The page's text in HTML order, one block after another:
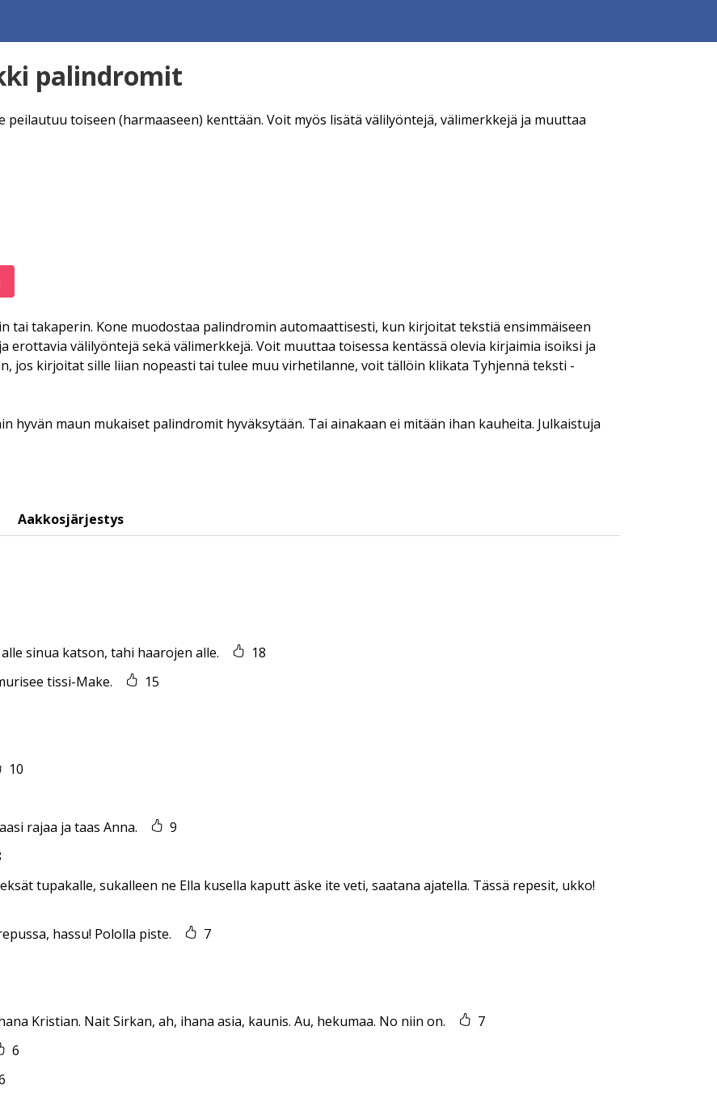
palindromit
toiseen (harmaaseen) kenttään. Voit myös lisätä välilyöntejä, välimerkkejä ja muuttaa
tai takaperin. Kone muodostaa palindromin automaattisesti, kun kirjoitat tekstiä ensimmäiseen
erottavia välilyöntejä sekä välimerkkejä. Voit muuttaa toisessa kentässä olevia kirjaimia isoiksi ja
jos kirjoitat sille liian nopeasti tai tulee muu virhetilanne, voit tällöin klikata Tyhjennä teksti -
hyvän maun mukaiset palindromit hyväksytään. Tai ainakaan ei mitään ihan kauheita. Julkaistuja
Aakkosjärjestys
sinua katson, tahi haarojen alle.
18
tissi-Make.
15
10
rajaa ja taas Anna.
9
tupakalle, sukalleen ne Ella kusella kaputt äske ite veti, saatana ajatella. Tässä repesit, ukko!
hassu! Pololla piste.
7
Kristian. Nait Sirkan, ah, ihana asia, kaunis. Au, hekumaa. No niin on.
7
6